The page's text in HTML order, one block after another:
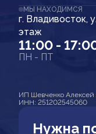
МЫ НАХОДИМСЯ
г. Владивосток,
этаж
11:00 -
ПН - ПТ
ИП Шевченко Алексей
ИНН: 251202545060
Нужна